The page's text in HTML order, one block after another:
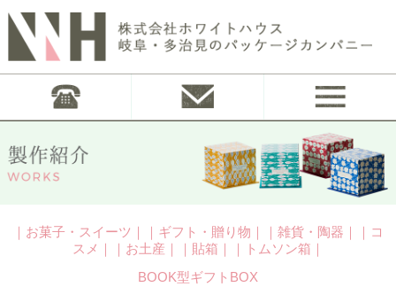
｜お菓子・スイーツ｜｜ギフト・贈り物｜｜雑貨・陶器｜｜コ
スメ｜｜お土産｜｜貼箱｜｜トムソン箱｜
BOOK型ギフトBOX